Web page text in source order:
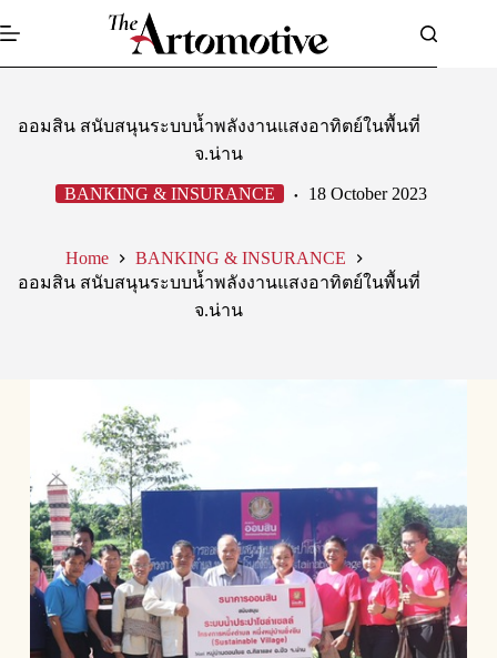
to
ออมสิน สนับสนุนระบบน้ำพลังงานแสงอาทิตย์ในพื้นที่
จ.น่าน
BANKING & INSURANCE 18 October 2023
Home
BANKING & INSURANCE
ออมสิน สนับสนุนระบบน้ำพลังงานแสงอาทิตย์ในพื้นที่
จ.น่าน